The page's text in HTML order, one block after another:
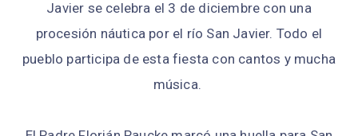
Javier se celebra el 3 de diciembre con una
procesión náutica por el río San Javier. Todo el
pueblo participa de esta fiesta con cantos y mucha
música.